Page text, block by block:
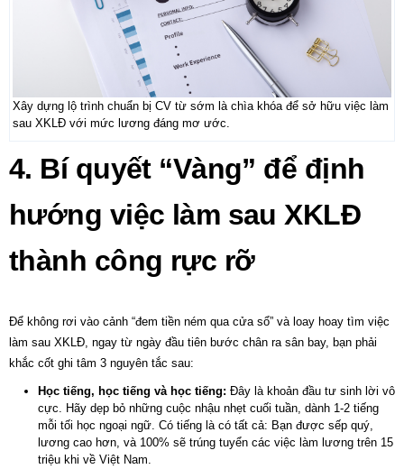
Xây dựng lộ trình chuẩn bị CV từ sớm là chìa khóa để sở hữu việc làm
sau XKLĐ với mức lương đáng mơ ước.
4. Bí quyết “Vàng” để định
hướng việc làm sau XKLĐ
thành công rực rỡ
Để không rơi vào cảnh “đem tiền ném qua cửa sổ” và loay hoay tìm việc
làm sau XKLĐ, ngay từ ngày đầu tiên bước chân ra sân bay, bạn phải
khắc cốt ghi tâm 3 nguyên tắc sau:
Học tiếng, học tiếng và học tiếng: Đây là khoản đầu tư sinh lời vô
cực. Hãy dẹp bỏ những cuộc nhậu nhẹt cuối tuần, dành 1-2 tiếng
mỗi tối học ngoại ngữ. Có tiếng là có tất cả: Bạn được sếp quý,
lương cao hơn, và 100% sẽ trúng tuyển các việc làm lương trên 15
triệu khi về Việt Nam.